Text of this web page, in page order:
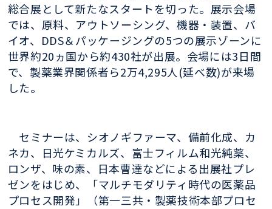
総合展として新たなスタートを切った。展示会場
では、原料、アウトソーシング、機器・装置、バ
イオ、DDS＆パッケージングの5つの展示ゾーンに
世界約20ヵ国から約430社が出展。会場には3日間
で、製薬業界関係者ら2万4,295人(延べ数)が来場
した。
セミナーは、シオノギファーマ、備前化成、カ
ネカ、日光ケミカルズ、富士フィルム和光純薬、
ロンザ、味の素、日本曹達などによる出展社プレ
ゼンをはじめ、「マルチモダリティ時代の医薬品
プロセス開発」（第一三共・製薬技術本部プロセ